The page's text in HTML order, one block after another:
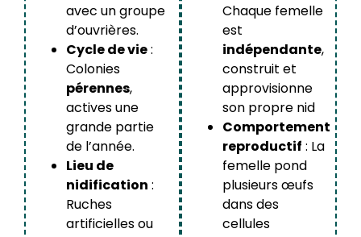
avec un groupe
d’ouvrières.
Cycle de vie:
Colonies
pérennes,
actives une
grande partie
de l’année.
Lieu de
nidification :
Ruches
artificielles ou
Chaque femelle
est
indépendante,
construit et
approvisionne
son propre nid
Comportement
reproductif : La
femelle pond
plusieurs œufs
dans des
cellules